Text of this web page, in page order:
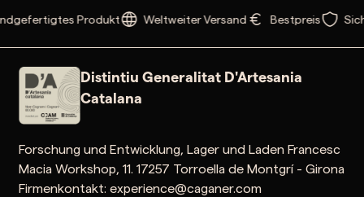
Produkt Weltweiter Versand Bestpreis
Distintiu Generalitat D'Artesania
Catalana
Forschung und Entwicklung, Lager und Laden Francesc
Macia Workshop, 11. 17257 Torroella de Montgrí - Girona
Firmenkontakt: experience@caganer.com